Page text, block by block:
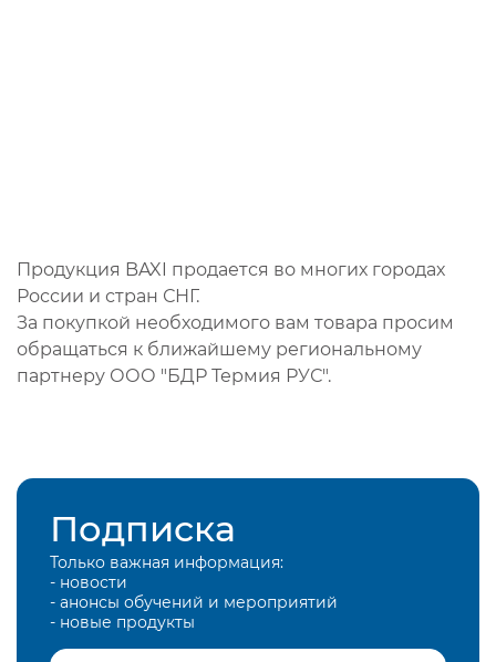
Продукция BAXI продается во многих городах
России и стран СНГ.
За покупкой необходимого вам товара просим
обращаться к ближайшему региональному
партнеру ООО "БДР Термия РУС".
Подписка
Только важная информация:
- новости
- анонсы обучений и мероприятий
- новые продукты